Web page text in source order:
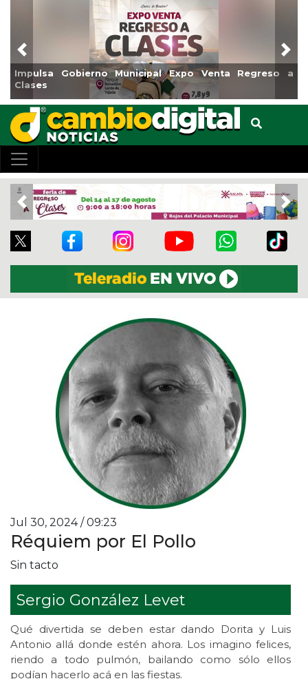
Expo Venta Regreso a
Reabrirá
Centro
Previous
Previous
Jul 30, 2024 / 09:23
Réquiem por El Pollo
Sin tacto
Sergio González Levet
Qué divertida se deben estar dando Dorita y Luis
Antonio allá donde estén ahora. Los imagino felices,
riendo a todo pulmón, bailando como sólo ellos
podían hacerlo acá en las fiestas.